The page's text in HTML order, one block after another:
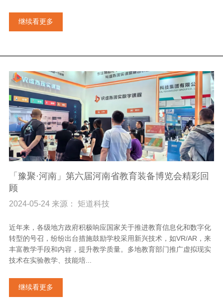
继续看更多
「豫聚·河南」第六届河南省教育装备博览会精彩回
顾
2024-05-24 来源： 矩道科技
近年来，各级地方政府积极响应国家关于推进教育信息化和数字化
转型的号召，纷纷出台措施鼓励学校采用新兴技术，如VR/AR，来
丰富教学手段和内容，提升教学质量。多地教育部门推广虚拟现实
技术在实验教学、技能培...
继续看更多